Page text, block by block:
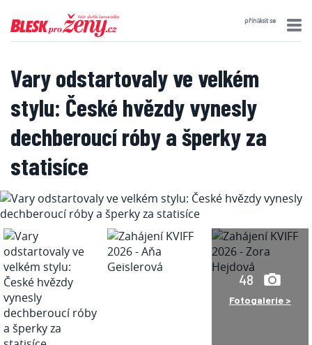
přihlásit se
Vary odstartovaly ve velkém
stylu: České hvězdy vynesly
dechberoucí róby a šperky za
statisíce
48
Fotogalerie >